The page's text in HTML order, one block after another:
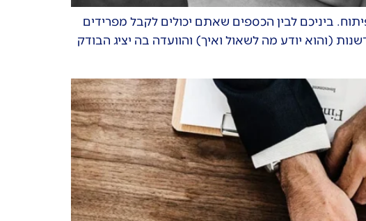
ביניכם לבין הכספים שאתם יכולים לקבל מפרידים
(והוא יודע מה לשאול ואיך) והוועדה בה יציג הבודק